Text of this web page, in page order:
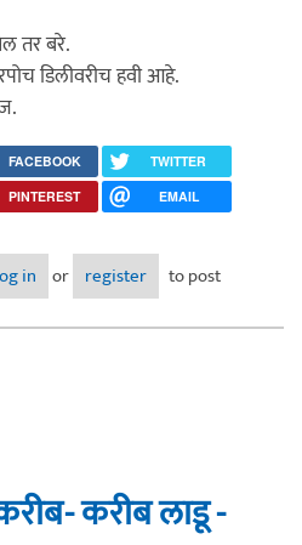
तर बरे.
डिलीवरीच हवी आहे.
FACEBOOK
TWITTER
PINTEREST EMAIL
हवे आहेत
in or register
to post
करीब लाडू -